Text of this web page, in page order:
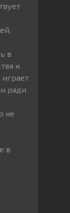
в
к
ради
не
в